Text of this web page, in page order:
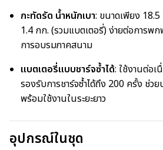
กะทัดรัด น้ำหนักเบา: ขนาดเพียง
1.4 กก. (รวมแบตเตอรี่) ง่ายต่อการพ
การอบรมภาคสนาม
แบตเตอรี่แบบชาร์จซ้ำได้: ใช้งานต่อเ
รองรับการชาร์จซ้ำได้ถึง 200 ครั้ง ช่วย
พร้อมใช้งานในระยะยาว
อุปกรณ์ในชุด